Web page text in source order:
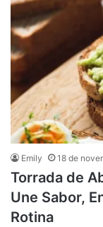
Emily 18 de
Torrada de
Une Sabor,
Rotina